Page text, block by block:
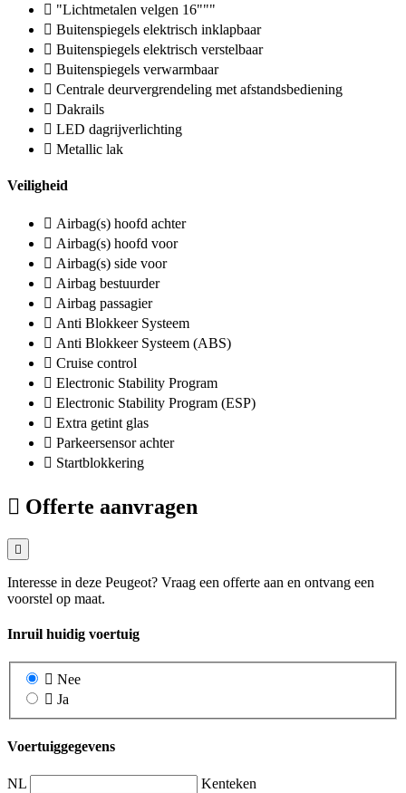
"Lichtmetalen velgen 16"""
Buitenspiegels elektrisch inklapbaar
Buitenspiegels elektrisch verstelbaar
Buitenspiegels verwarmbaar
Centrale deurvergrendeling met afstandsbediening
Dakrails
LED dagrijverlichting
Metallic lak
Veiligheid
Airbag(s) hoofd achter
Airbag(s) hoofd voor
Airbag(s) side voor
Airbag bestuurder
Airbag passagier
Anti Blokkeer Systeem
Anti Blokkeer Systeem (ABS)
Cruise control
Electronic Stability Program
Electronic Stability Program (ESP)
Extra getint glas
Parkeersensor achter
Startblokkering
Offerte aanvragen
Interesse in deze Peugeot? Vraag een offerte aan en ontvang een
voorstel op maat.
Inruil huidig voertuig
Nee
Ja
Voertuiggegevens
NL
Kenteken